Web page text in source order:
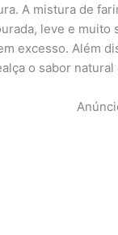
A mistura de
leve e
excesso. Além
o sabor